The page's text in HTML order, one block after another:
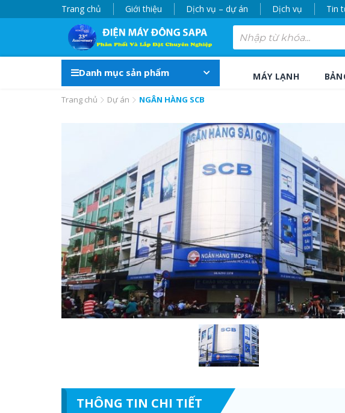
Trang chủ Giới thiệu Dịch vụ – dự án Dịch vụ Tin
Danh mục sản phẩm MÁY LẠNH
Trang chủ Dự án NGÂN HÀNG SCB
THÔNG TIN CHI TIẾT